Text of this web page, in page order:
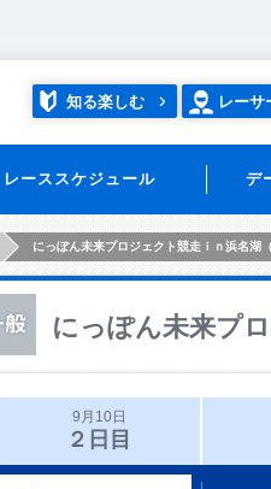
知る楽しむ レーサ
レーススケジュール デ
にっぽん未来プロジェクト競走ｉｎ浜名湖
にっぽん未来プ
9月10日
２日目